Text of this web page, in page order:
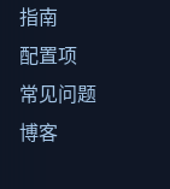
指南
配置项
常见问题
博客